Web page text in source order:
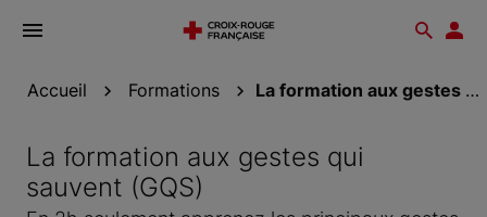
Ouvrir
Accueil Formations La formation aux gestes qui sauvent (GQS)
La formation aux gestes qui
sauvent (GQS)